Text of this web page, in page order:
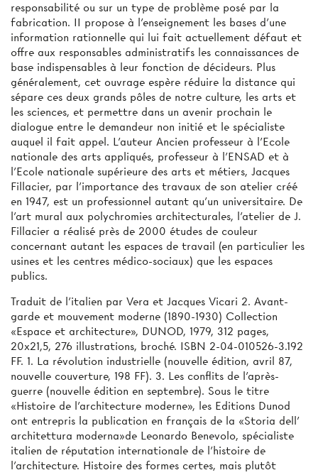
responsabilité ou sur un type de problème posé par la
fabrication. II propose à l'enseignement les bases d'une
information rationnelle qui lui fait actuellement défaut et
offre aux responsables administratifs les connaissances de
base indispensables à leur fonction de décideurs. Plus
généralement, cet ouvrage espère réduire la distance qui
sépare ces deux grands pôles de notre culture, les arts et
les sciences, et permettre dans un avenir prochain le
dialogue entre le demandeur non initié et le spécialiste
auquel il fait appel. L'auteur Ancien professeur à l'Ecole
nationale des arts appliqués, professeur à l'ENSAD et à
l'Ecole nationale supérieure des arts et métiers, Jacques
Fillacier, par l'importance des travaux de son atelier créé
en 1947, est un professionnel autant qu’un universitaire. De
l’art mural aux polychromies architecturales, l'atelier de J.
Fillacier a réalisé près de 2000 études de couleur
concernant autant les espaces de travail (en particulier les
usines et les centres médico-sociaux) que les espaces
publics.
Traduit de l'italien par Vera et Jacques Vicari 2. Avant-
garde et mouvement moderne (1890-1930) Collection
«Espace et architecture», DUNOD, 1979, 312 pages,
20x21,5, 276 illustrations, broché. ISBN 2-04-010526-3.192
FF. 1. La révolution industrielle (nouvelle édition, avril 87,
nouvelle couverture, 198 FF). 3. Les conflits de l'après-
guerre (nouvelle édition en septembre). Sous le titre
«Histoire de l'architecture moderne», les Editions Dunod
ont entrepris la publication en français de la «Storia dell'
architettura moderna»de Leonardo Benevolo, spécialiste
italien de réputation internationale de l’histoire de
l'architecture. Histoire des formes certes, mais plutôt